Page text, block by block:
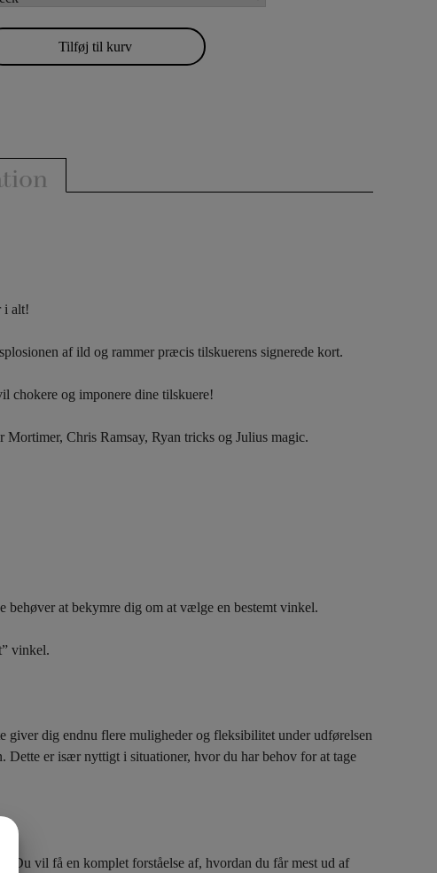
Tilføj til kurv
i alt!
af ​​ild og rammer præcis tilskuerens signerede kort.
chokere og imponere dine tilskuere!
Chris Ramsay, Ryan tricks og Julius magic.
behøver at bekymre dig om at vælge en bestemt vinkel.
vinkel.
giver dig endnu flere muligheder og fleksibilitet under udførelsen
Dette er især nyttigt i situationer, hvor du har behov for at tage
Du vil få en komplet forståelse af, hvordan du får mest ud af